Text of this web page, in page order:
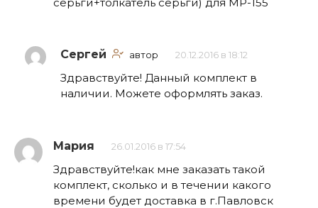
Сергей автор 20.12.2016 в 18:12
Здравствуйте! Данный комплект в
наличии. Можете оформлять заказ.
Мария 26.01.2016 в 17:54
Здравствуйте!как мне заказать такой
комплект, сколько и в течении какого
времени будет доставка в г.Павловск